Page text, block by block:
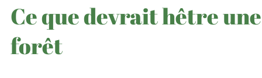
Ce que devrait hêtre une
forêt